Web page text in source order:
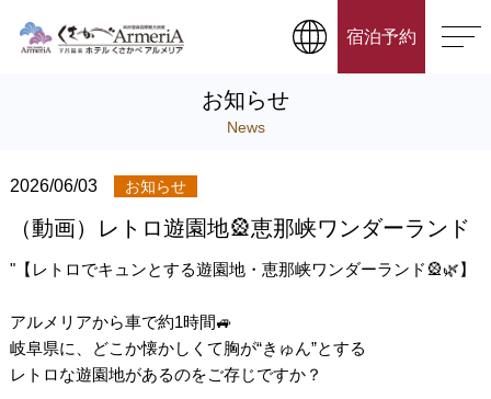
宿泊予約
お知らせ
News
2026/06/03 お知らせ
（動画）レトロ遊園地🎡恵那峡ワンダーランド
"【レトロでキュンとする遊園地・恵那峡ワンダーランド🎡🌿】
アルメリアから車で約1時間🚙
岐阜県に、どこか懐かしくて胸が“きゅん”とする
レトロな遊園地があるのをご存じですか？